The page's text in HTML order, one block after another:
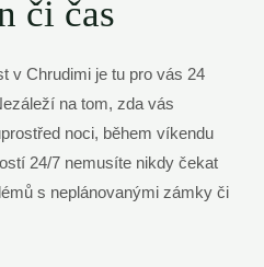
či čas
v Chrudimi je tu pro vás 24
na tom, zda vás
noci, během víkendu
24/7 nemusíte nikdy čekat
s neplánovanými zámky či